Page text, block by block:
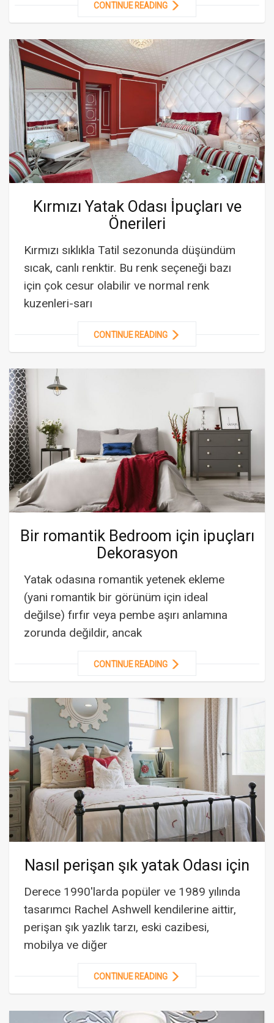
CONTINUE READING
Kırmızı Yatak Odası İpuçları ve
Önerileri
Kırmızı sıklıkla Tatil sezonunda düşündüm
sıcak, canlı renktir. Bu renk seçeneği bazı
için çok cesur olabilir ve normal renk
kuzenleri-sarı
CONTINUE READING
Bir romantik Bedroom için ipuçları
Dekorasyon
Yatak odasına romantik yetenek ekleme
(yani romantik bir görünüm için ideal
değilse) fırfır veya pembe aşırı anlamına
zorunda değildir, ancak
CONTINUE READING
Nasıl perişan şık yatak Odası için
Derece 1990'larda popüler ve 1989 yılında
tasarımcı Rachel Ashwell kendilerine aittir,
perişan şık yazlık tarzı, eski cazibesi,
mobilya ve diğer
CONTINUE READING